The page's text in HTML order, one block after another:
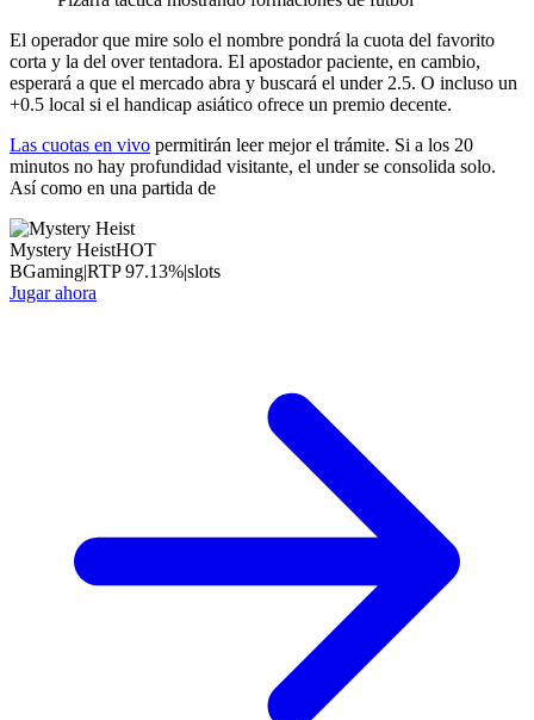
El operador que mire solo el nombre pondrá la cuota del favorito
corta y la del over tentadora. El apostador paciente, en cambio,
esperará a que el mercado abra y buscará el under 2.5. O incluso un
+0.5 local si el handicap asiático ofrece un premio decente.
Las cuotas en vivo permitirán leer mejor el trámite. Si a los 20
minutos no hay profundidad visitante, el under se consolida solo.
Así como en una partida de
Mystery HeistHOT
BGaming|RTP97.13%|slots
Jugar ahora